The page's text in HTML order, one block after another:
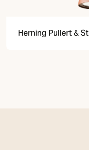
Herning Pullert &